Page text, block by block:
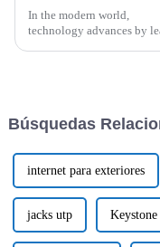
In the modern world,
technology advances by
Búsquedas
internet para exteriores
jacks utp Keystone